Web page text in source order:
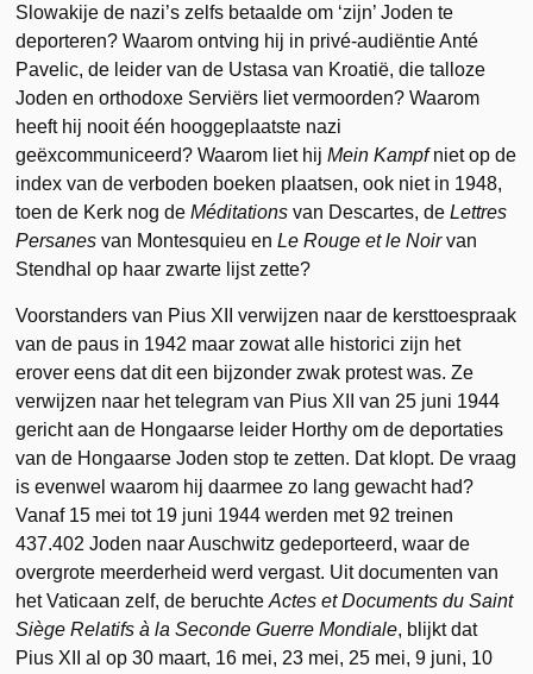
Slowakije de nazi’s zelfs betaalde om ‘zijn’ Joden te
deporteren? Waarom ontving hij in privé-audiëntie Anté
Pavelic, de leider van de Ustasa van Kroatië, die talloze
Joden en orthodoxe Serviërs liet vermoorden? Waarom
heeft hij nooit één hooggeplaatste nazi
geëxcommuniceerd? Waarom liet hijMein Kampfniet op de
index van de verboden boeken plaatsen, ook niet in 1948,
toen de Kerk nog deMéditations van Descartes, deLettres
Persanes van Montesquieu enLe Rouge et le Noirvan
Stendhal op haar zwarte lijst zette?
Voorstanders van Pius XII verwijzen naar de kersttoespraak
van de paus in 1942 maar zowat alle historici zijn het
erover eens dat dit een bijzonder zwak protest was. Ze
verwijzen naar het telegram van Pius XII van 25 juni 1944
gericht aan de Hongaarse leider Horthy om de deportaties
van de Hongaarse Joden stop te zetten. Dat klopt. De vraag
is evenwel waarom hij daarmee zo lang gewacht had?
Vanaf 15 mei tot 19 juni 1944 werden met 92 treinen
437.402 Joden naar Auschwitz gedeporteerd, waar de
overgrote meerderheid werd vergast. Uit documenten van
het Vaticaan zelf, de beruchteActes et Documents du Saint
Siège Relatifs à la Seconde Guerre Mondiale, blijkt dat
Pius XII al op 30 maart, 16 mei, 23 mei, 25 mei, 9 juni, 10